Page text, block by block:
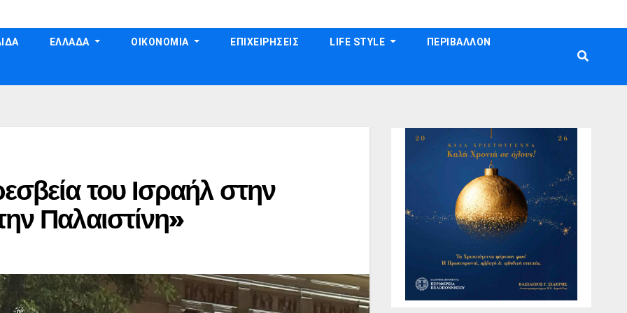
ΕΛΛΑΔΑ ΟΙΚΟΝΟΜΙΑ ΕΠΙΧΕΙΡΗΣΕΙΣ LIFE STYLE ΠΕΡΙΒΑΛΛΟΝ
του Ισραήλ στην
Παλαιστίνη»